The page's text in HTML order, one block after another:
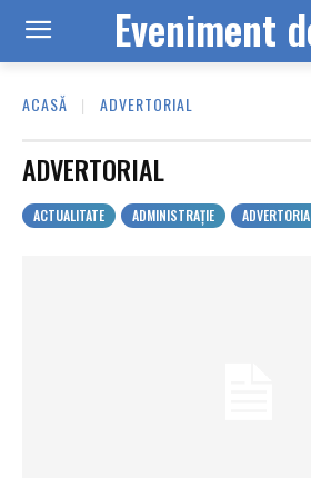
Eveniment
ACASĂ ADVERTORIAL
ADVERTORIAL
ACTUALITATE ADMINISTRAȚIE